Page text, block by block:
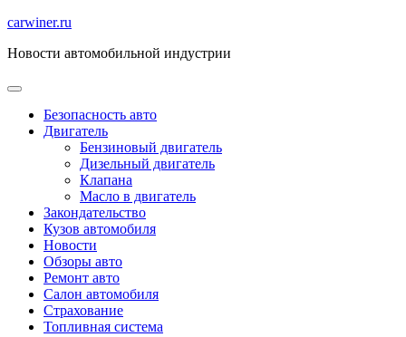
Перейти
содержимому
carwiner.ru
Новости автомобильной индустрии
Безопасность авто
Двигатель
Бензиновый двигатель
Дизельный двигатель
Клапана
Масло в двигатель
Закондательство
Кузов автомобиля
Новости
Обзоры авто
Ремонт авто
Салон автомобиля
Страхование
Топливная система